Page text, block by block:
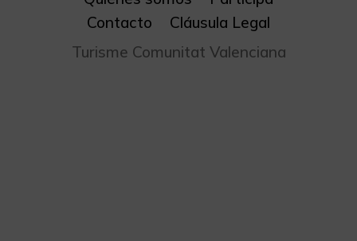
Contacto
Cláusula Legal
Turisme Comunitat Valenciana